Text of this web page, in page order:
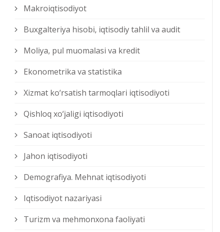
Makroiqtisodiyot
Buxgalteriya hisobi, iqtisodiy tahlil va audit
Moliya, pul muomalasi va kredit
Ekonometrika va statistika
Xizmat kо‘rsatish tarmoqlari iqtisodiyoti
Qishloq xо‘jaligi iqtisodiyoti
Sanoat iqtisodiyoti
Jahon iqtisodiyoti
Demografiya. Mehnat iqtisodiyoti
Iqtisodiyot nazariyasi
Turizm va mehmonxona faoliyati